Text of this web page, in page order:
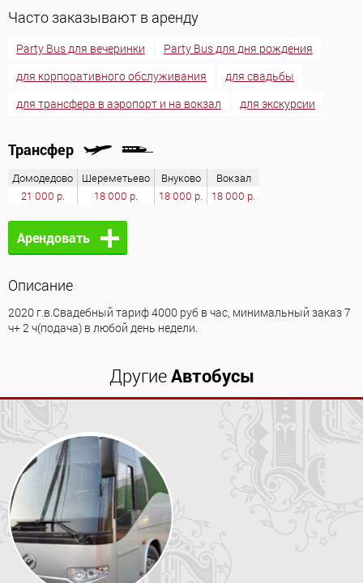
Часто заказывают в аренду
Party Bus для вечеринки
Party Bus для дня рождения
для корпоративного обслуживания
для свадьбы
для трансфера в аэропорт и на вокзал
для экскурсии
Трансфер
Домодедово Шереметьево Внуково
Вокзал
21 000 р.
18 000 р. 18 000 р. 18 000 р.
Арендовать
Описание
2020 г.в.Свадебный тариф 4000 руб в час, минимальный заказ 7
ч+ 2 ч(подача) в любой день недели.
ДругиеАвтобусы